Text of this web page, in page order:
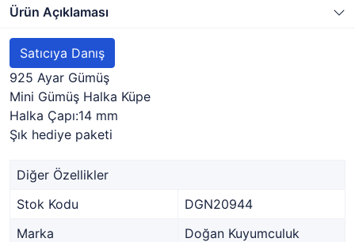
Ürün Açıklaması
Satıcıya Danış
925 Ayar Gümüş
Mini Gümüş Halka Küpe
Halka Çapı:14 mm
Şık hediye paketi
Diğer Özellikler
Stok Kodu
DGN20944
Marka
Doğan Kuyumculuk